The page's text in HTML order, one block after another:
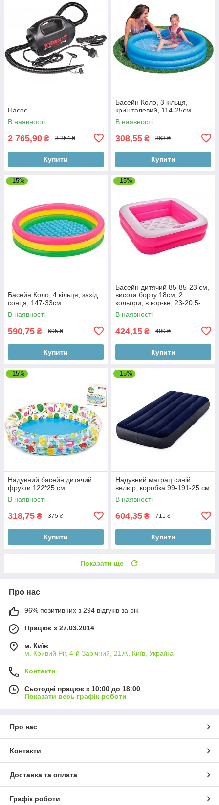
Насос
В наявності
2 765,90 ₴ 3 254 ₴
Купити
Басейн Коло, 3 кільця,
кришталевий, 114-25см
В наявності
308,55 ₴ 363 ₴
Купити
–15%
Басейн Коло, 4 кільця, захід
сонця, 147-33см
В наявності
590,75 ₴ 695 ₴
Купити
–15%
Басейн дитячий 85-85-23 см,
висота борту 18см, 2
кольори, в кор-ке, 23-20,5-
6см
В наявності
424,15 ₴ 499 ₴
Купити
–15%
Надувний басейн дитячий
фрукти 122*25 см
В наявності
318,75 ₴ 375 ₴
Купити
–15%
Надувний матрац синій
велюр, коробка 99-191-25 см
В наявності
604,35 ₴ 711 ₴
Купити
Показати ще
Про нас
96% позитивних з 294 відгуків за рік
Працює з 27.03.2014
м. Київ
м. Кривий Ріг, 4-й Зарічний, 21Ж, Київ, Україна
Контакти
Сьогодні працює з 10:00 до 18:00
Показати весь графік роботи
Про нас
Контакти
Доставка та оплата
Графік роботи